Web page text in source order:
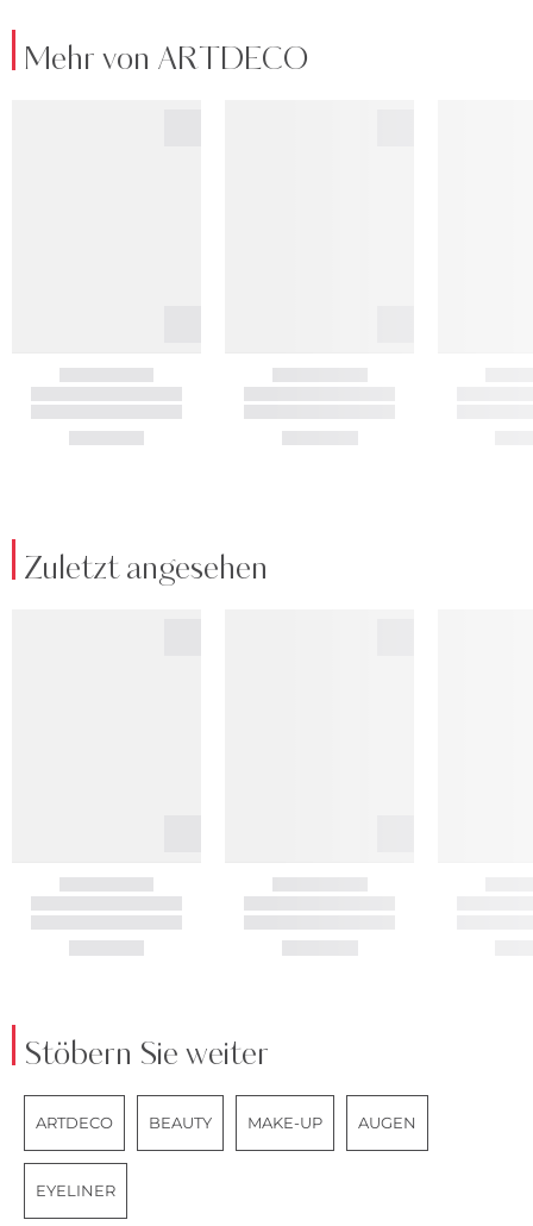
Mehr von ARTDECO
Zuletzt angesehen
Stöbern Sie weiter
ARTDECO BEAUTY MAKE-UP AUGEN
EYELINER